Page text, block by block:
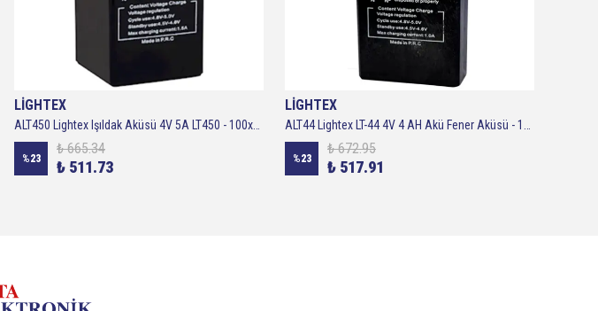
LİGHTEX
ALT450 Lightex Işıldak Aküsü 4V 5A LT450 - 100x48x46mm
%23
₺ 665.34
₺ 511.73
LİGHTEX
ALT44 Lightex LT-44 4V 4 AH Akü Fener Aküsü - 100x70x48mm
%23
₺ 672.95
₺ 517.91